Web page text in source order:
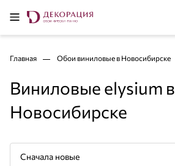
Главная Обои виниловые в Новосибирске
Виниловые elysium в
Новосибирске
Сначала новые